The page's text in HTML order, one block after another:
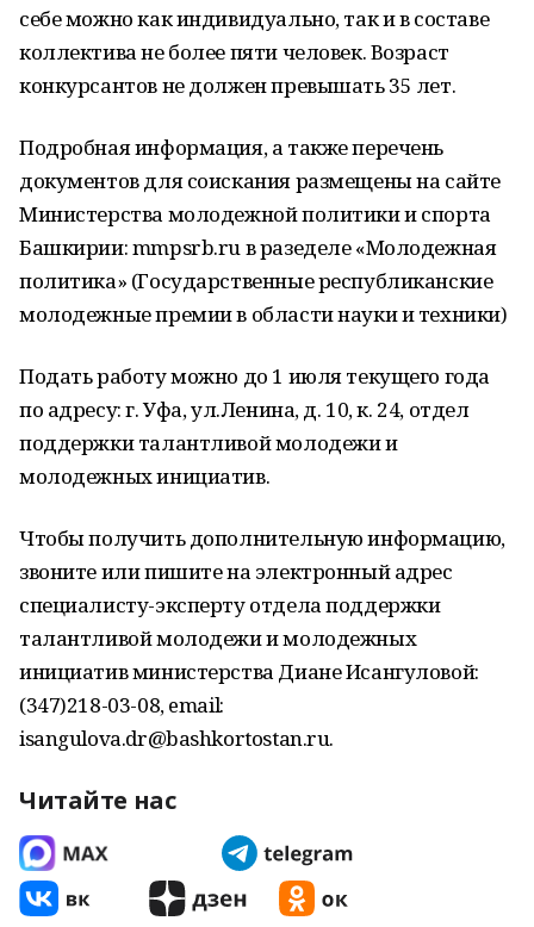
себе можно как индивидуально, так и в составе
коллектива не более пяти человек. Возраст
конкурсантов не должен превышать 35 лет.
Подробная информация, а также перечень
документов для соискания размещены на сайте
Министерства молодежной политики и спорта
Башкирии: mmpsrb.ru в разеделе «Молодежная
политика» (Государственные республиканские
молодежные премии в области науки и техники)
Подать работу можно до 1 июля текущего года
по адресу: г. Уфа, ул.Ленина, д. 10, к. 24, отдел
поддержки талантливой молодежи и
молодежных инициатив.
Чтобы получить дополнительную информацию,
звоните или пишите на электронный адрес
специалисту-эксперту отдела поддержки
талантливой молодежи и молодежных
инициатив министерства Диане Исангуловой:
(347)218-03-08, email:
isangulova.dr@bashkortostan.ru.
Читайте нас